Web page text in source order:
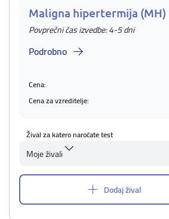
Maligna hipertermija (MH)
Povprečni čas izvedbe: 4-5 dni
Podrobno
Cena:
Cena za vzreditelje:
Žival za katero naročate test
Moje živali
Dodaj žival